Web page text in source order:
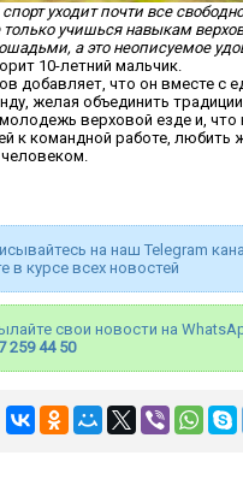
уходит почти все
только учишься навыкам
а это неописуемое
10-летний мальчик.
добавляет, что он вместе с
желая объединить
молодежь верховой езде и,
к командной работе, любить
на наш Telegram
в курсе всех новостей
свои новости на
259 44 50